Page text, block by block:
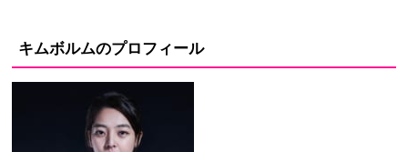
キムボルムのプロフィール